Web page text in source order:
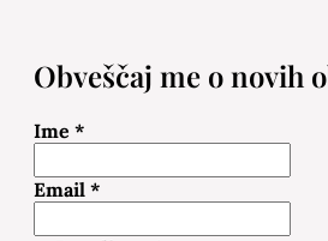
Obveščaj me o novih
Ime *
Email *